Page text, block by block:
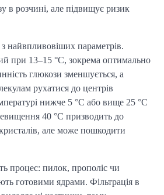
в розчині, але підвищує ризик
найвпливовіших параметрів.
при 13–15 °C, зокрема оптимально
глюкози зменшується, а
рухатися до центрів
нижче 5 °C або вище 25 °C
40 °C призводить до
але може пошкодити
процес: пилок, прополіс чи
готовими ядрами. Фільтрація в